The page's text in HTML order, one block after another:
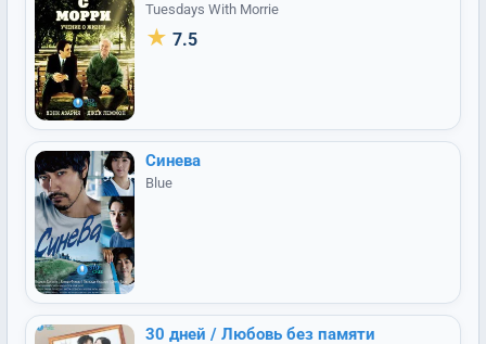
Tuesdays With Morrie
★ 7.5
Синева
Blue
30 дней / Любовь без памяти